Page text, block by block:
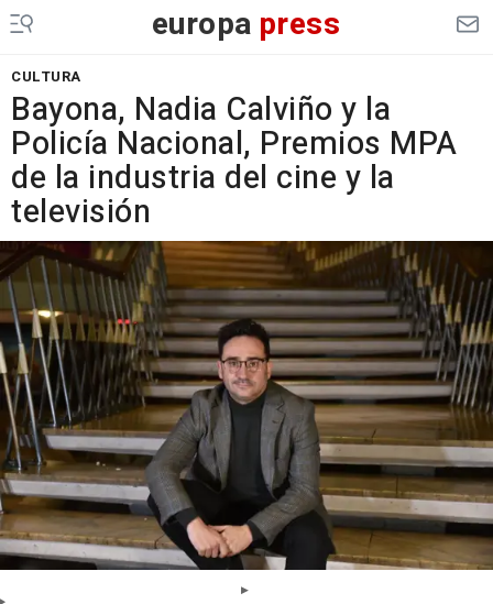
europa press
CULTURA
Bayona, Nadia Calviño y la
Policía Nacional, Premios MPA
de la industria del cine y la
televisión